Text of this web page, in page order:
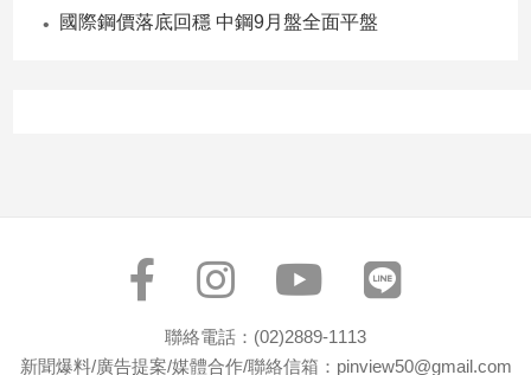
文
國際鋼價落底回穩 中鋼9月盤全面平盤
聯絡電話：(02)2889-1113
新聞爆料/廣告提案/媒體合作/聯絡信箱：pinview50@gmail.com